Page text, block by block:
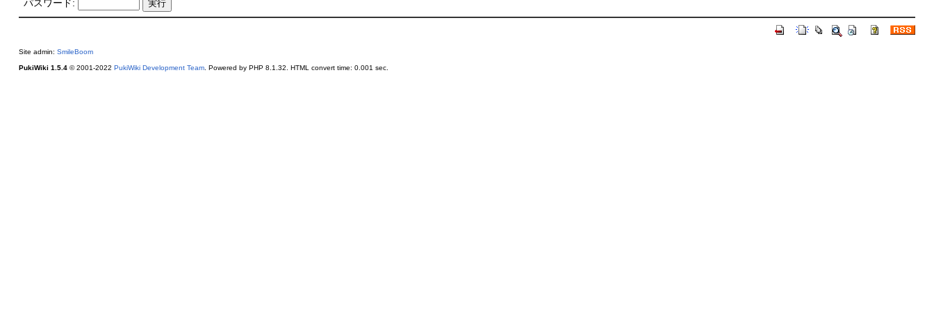
パスワード:
Site admin: SmileBoom
PukiWiki 1.5.4© 2001-2022 PukiWiki Development Team. Powered by PHP 8.1.32. HTML convert time: 0.001 sec.